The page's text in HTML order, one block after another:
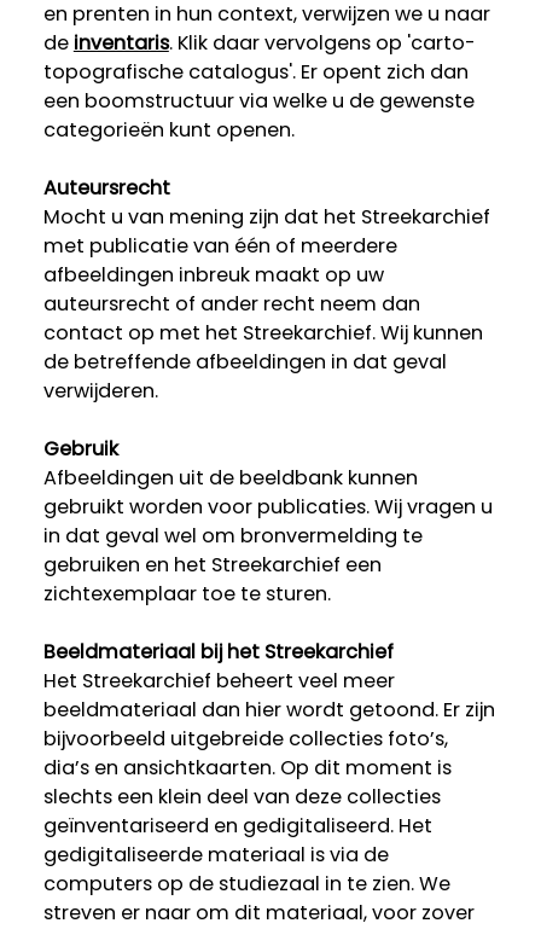
en prenten in hun context, verwijzen we u naar
de inventaris. Klik daar vervolgens op 'carto-
topografische catalogus'. Er opent zich dan
een boomstructuur via welke u de gewenste
categorieën kunt openen.
Auteursrecht
Mocht u van mening zijn dat het Streekarchief
met publicatie van één of meerdere
afbeeldingen inbreuk maakt op uw
auteursrecht of ander recht neem dan
contact op met het Streekarchief. Wij kunnen
de betreffende afbeeldingen in dat geval
verwijderen.
Gebruik
Afbeeldingen uit de beeldbank kunnen
gebruikt worden voor publicaties. Wij vragen u
in dat geval wel om bronvermelding te
gebruiken en het Streekarchief een
zichtexemplaar toe te sturen.
Beeldmateriaal bij het Streekarchief
Het Streekarchief beheert veel meer
beeldmateriaal dan hier wordt getoond. Er zijn
bijvoorbeeld uitgebreide collecties foto’s,
dia’s en ansichtkaarten. Op dit moment is
slechts een klein deel van deze collecties
geïnventariseerd en gedigitaliseerd. Het
gedigitaliseerde materiaal is via de
computers op de studiezaal in te zien. We
streven er naar om dit materiaal, voor zover